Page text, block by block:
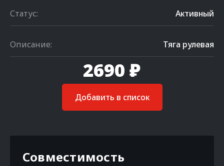
Статус: Активный
Описание: Тяга рулевая
2690 ₽
Добавить в список
Совместимость